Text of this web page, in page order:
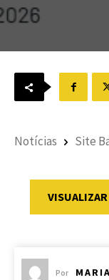
Notícias Site
Por